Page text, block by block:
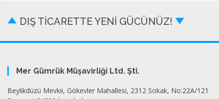
DIŞ TİCARETTE YENİ GÜCÜNÜZ!
Mer Gümrük Müşavirliği Ltd. Şti.
Beylikdüzü Mevkii, Gökevler Mahallesi, 2312 Sokak, No:22A/121